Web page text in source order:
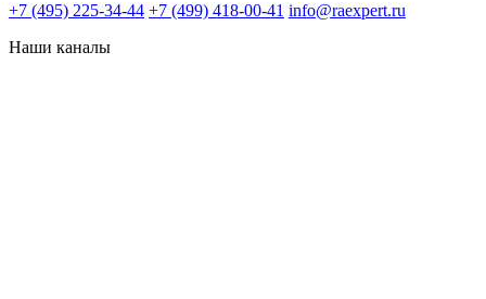
+7 (495) 225-34-44 +7 (499) 418-00-41 info@raexpert.ru
Наши каналы